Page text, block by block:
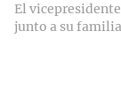
El
junto a su